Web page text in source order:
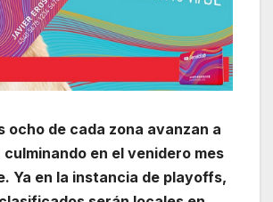
ocho de cada zona avanzan a
en el venidero mes
Ya en la instancia de playoffs,